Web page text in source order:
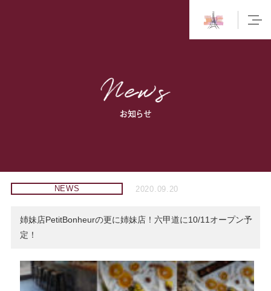
お知らせ
NEWS 2020.09.20
姉妹店PetitBonheurの更に姉妹店！六甲道に10/11オープン予
定！